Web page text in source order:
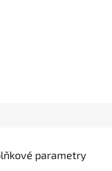
parametry